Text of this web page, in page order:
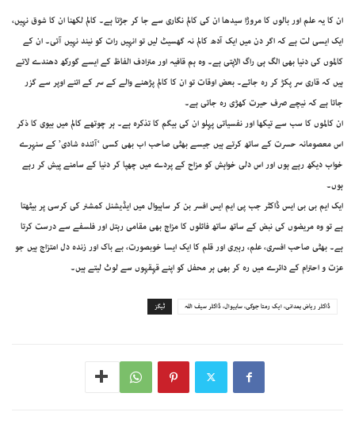
ان کا یہ علم اور بالوں کا مروڑا سیدھا ان کی کالم نگاری سے جا کر جڑتا ہے۔ کالم لکھنا ان کا شوق نہیں،
ایک ایسی لت ہے کہ اگر دن میں ایک آدھ کالم نہ گھسیٹ لیں تو انہیں رات کو نیند نہیں آتی۔ ان کے
کالموں کی دنیا بھی الگ ہی راگ الاپتی ہے۔ وہ ہم قافیہ اور مترادف الفاظ کے ایسے گورکھ دھندے لاتے
ہیں کہ قاری سر پکڑ کر رہ جائے۔ بعض اوقات تو ان کا کالم پڑھنے والے کے سر کے اتنے اوپر سے گزر
جاتا ہے کہ نیچے صرف حیرت کھڑی رہ جاتی ہے۔
ان کالموں کا سب سے تیکھا اور نفسیاتی پہلو ان کی بیگم کا تذکرہ ہے۔ ہر چوتھے کالم میں بیوی کا ذکر
اس معصومانہ حسرت کے ساتھ کرتے ہیں جیسے بھٹی صاحب اب بھی کسی ‘آئندہ شادی’ کے سنہرے
خواب دیکھ رہے ہوں اور اس دلی خواہش کو مزاح کے پردے میں چھپا کر دنیا کے سامنے پیش کر رہے
ہوں۔
ایک ایم بی بی ایس ڈاکٹر جب پی ایم ایس افسر بن کر ساہیوال میں ایڈیشنل کمشنر کی کرسی پر بیٹھتا
ہے تو وہ مریضوں کی نبض کے ساتھ ساتھ فائلوں کا مزاج بھی مقامی رہتل اور فلسفے سے درست کرتا
ہے۔ بھٹی صاحب افسری، علم، رہبری اور قلم کا ایک ایسا خوبصورت، بے باک اور زندہ دل امتزاج ہیں جو
عزت و احترام کے دائرے میں رہ کر بھی ہر محفل کو اپنے قہقہوں سے لوٹ لیتے ہیں۔
ٹیگز ڈاکٹر ریاض ہمدانی، ایک رمتا جوگی، ساہیوال، ڈاکٹر سیف اللہ